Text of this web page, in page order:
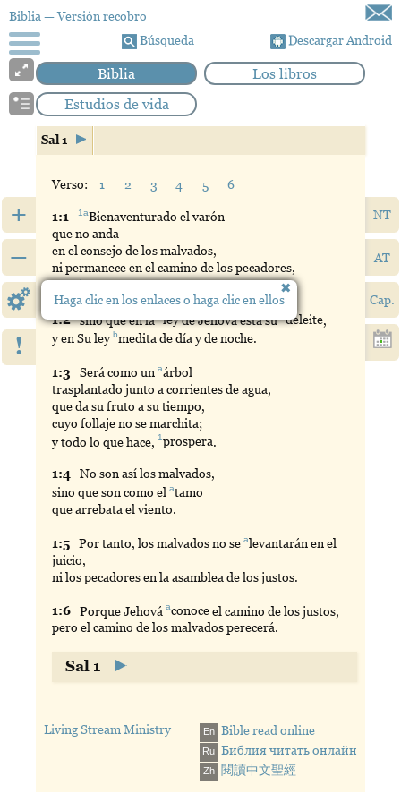
Biblia — Versión recobro
Búsqueda
Descargar Android
Biblia
Los libros
Estudios de vida
+
–
!
NT
AT
Cap.
Sal 1
Verso: 1 2 3 4 5 6
1:1 1aBienaventurado el varón
que no anda
en el consejo de los malvados,
ni permanece en el camino de los pecadores,
b en la silla de los que se burlan,
1:2 sino que en la leyde Jehová está su deleite,
y en Su leybmedita de día y de noche.
1:3 Será como unaárbol
trasplantado junto a corrientes de agua,
que da su fruto a su tiempo,
cuyo follaje no se marchita;
y todo lo que hace,1prospera.
1:4
No son así los malvados,
sino que son como elatamo
que arrebata el viento.
1:5 Por tanto, los malvados no sealevantaránen el
juicio,
ni los pecadores en la asamblea de los justos.
1:6 Porque Jehováaconoceel camino de los justos,
pero el camino de los malvados perecerá.
Sal 1
En Bible read online
Ru Библия читать онлайн
Zh 閱讀中文聖經
Living Stream Ministry
Haga clic en los enlaces o haga clic en ellos